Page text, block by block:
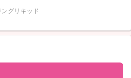
グリキッド